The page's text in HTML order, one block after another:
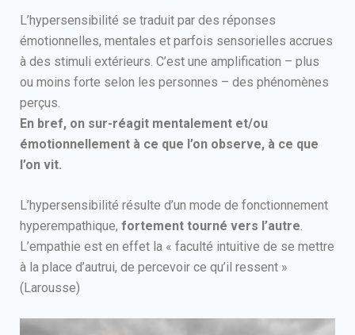
L’hypersensibilité se traduit par des réponses
émotionnelles, mentales et parfois sensorielles accrues
à des stimuli extérieurs. C’est une amplification – plus
ou moins forte selon les personnes – des phénomènes
perçus.
En bref, on sur-réagit mentalement et/ou
émotionnellement à ce que l’on observe, à ce que
l’on vit.
L’hypersensibilité résulte d’un mode de fonctionnement
hyperempathique, fortement tourné vers l’autre.
L’empathie est en effet la « faculté intuitive de se mettre
à la place d’autrui, de percevoir ce qu’il ressent »
(Larousse)